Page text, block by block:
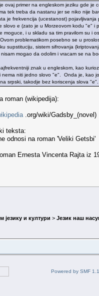
ovaj primer na engleskom jeziku gde je
tek treba da nastanu jer se niko nije
je frekvencija (ucestanost)
slovo e (zato je u Morzeovom kodu "e" i
moguce, i u skladu sa tim pravilom su i
problematikom posebno se u
supstituciju, sistem sifrovanja
mogao da odolim i vracam se na
znak u engleskom, kao
nema niti jedno slovo "e". Onda je, kao
srpski, takodje bez koriscenja slova "e".
roman (wikipedija):
.org/wiki/Gadsby_(novel)
teksta:
odnosi na roman 'Veliki Getsbi'
Ernesta Vincenta Rajta iz
језику и култури > Језик наш
Powered by SMF